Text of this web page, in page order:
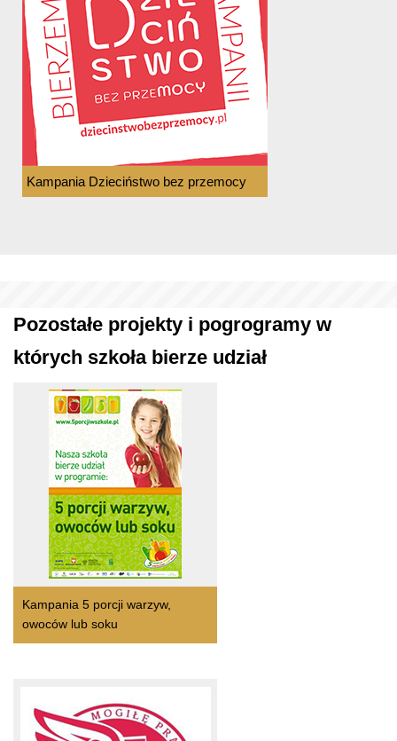
Kampania Dzieciństwo bez przemocy
Pozostałe projekty i pogrogramy w
których szkoła bierze udział
Kampania 5 porcji warzyw,
owoców lub soku